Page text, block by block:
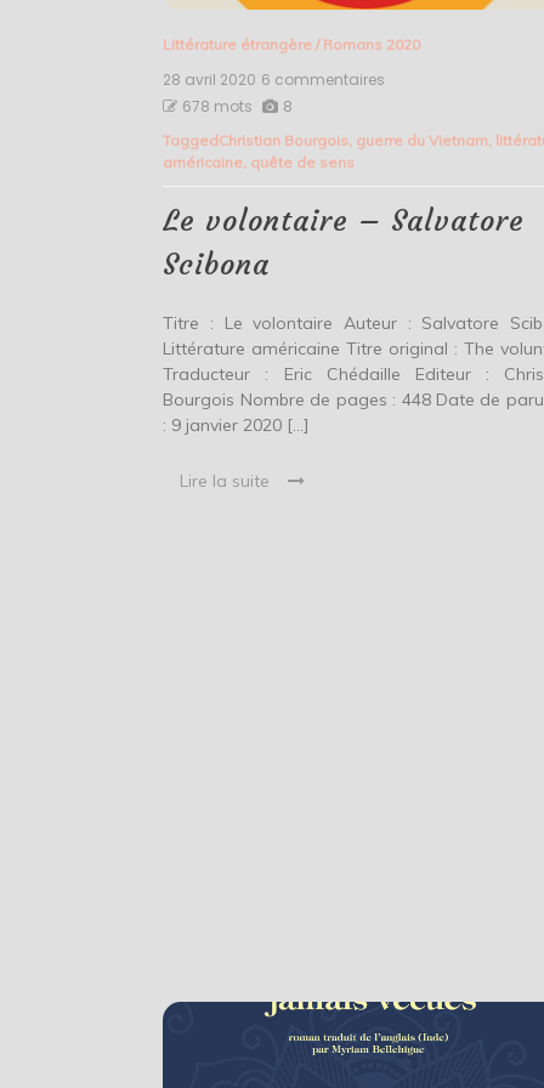
Littérature étrangère / Romans 2020
28 avril 2020 6 commentaires
–
678 mots 8
TaggedChristian Bourgois guerre du Vietnam
américaine quête de sens
Le volontaire – Salvatore
Scibona
Titre : Le volontaire Auteur : Salvatore
Littérature américaine Titre original : The
Traducteur : Eric Chédaille Editeur :
Bourgois Nombre de pages : 448 Date de
: 9 janvier 2020 […]
Lire la suite